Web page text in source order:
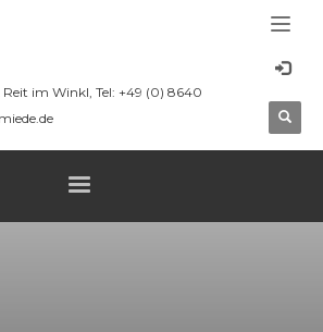
Reit im Winkl, Tel: +49 (0) 8640